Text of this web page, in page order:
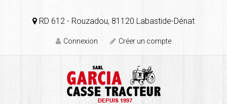
RD 612 - Rouzadou, 81120 Labastide-Dénat
Connexion Créer un compte